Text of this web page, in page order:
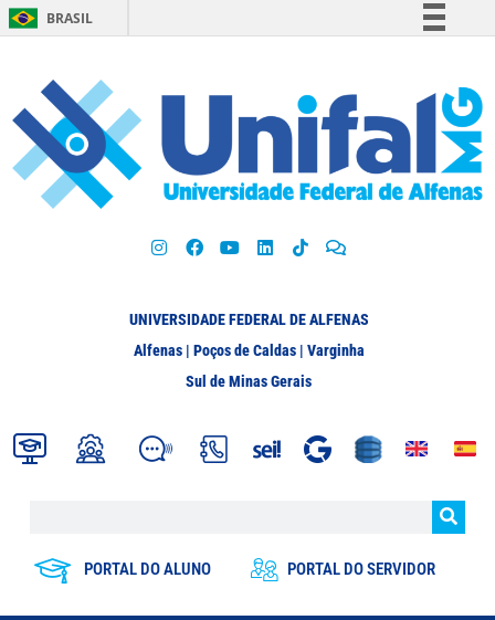
BRASIL
Participe
Acesso à informação
Legislação
UNIVERSIDADE FEDERAL DE ALFENAS
Alfenas | Poços de Caldas | Varginha
Sul de Minas Gerais
PORTAL DO ALUNO PORTAL DO SERVIDOR